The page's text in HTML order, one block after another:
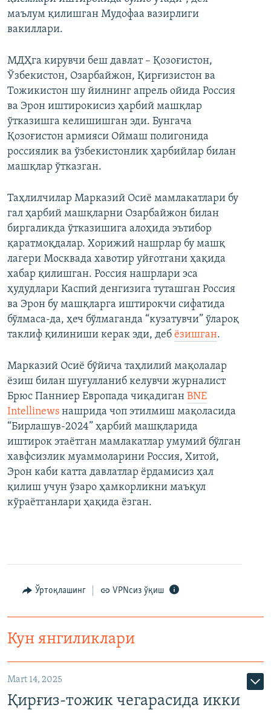
маълум қилишган Мудофаа вазирлиги
вакиллари.
МДҲга кирувчи беш давлат – Қозоғистон,
Ўзбекистон, Озарбайжон, Қирғизистон ва
Тожикистон шу йилнинг апрель ойида Россия
ва Эрон иштирокисиз ҳарбий машқлар
ўтказишга келишишган эди. Бунгача
Қозоғистон армияси Оймаш полигонида
россиялик ва ўзбекистонлик ҳарбийлар билан
машқлар ўтказган.
Таҳлилчилар Марказий Осиё мамлакатлари бу
гал ҳарбий машқларни Озарбайжон билан
биргаликда ўтказишига алоҳида эътибор
қаратмоқдалар. Хорижий нашрлар бу машқ
лагери Москвада хавотир уйғотгани ҳақида
хабар қилишган. Россия нашрлари эса
ҳудудлари Каспий денгизига туташган Россия
ва Эрон бу машқларга иштирокчи сифатида
бўлмаса-да, ҳеч бўлмаганда “кузатувчи” ўлароқ
таклиф қилиниши керак эди, деб ёзишган.
Марказий Осиё бўйича таҳлилий мақолалар
ёзиш билан шуғулланиб келувчи журналист
Брюс Панниер Европада чиқадиган BNE
Intellinews нашрида чоп этилмиш мақоласида
“Бирлашув-2024” ҳарбий машқларида
иштирок этаётган мамлакатлар умумий бўлган
хавфсизлик муаммоларини Россия, Хитой,
Эрон каби катта давлатлар ёрдамисиз ҳал
қилиш учун ўзаро ҳамкорликни маъқул
кўраётганлари ҳақида ёзган.
Ўртоқлашинг VPNсиз ўқиш
Кун янгиликлари
Mart 14, 2025
Қирғиз-тожик чегарасида икки